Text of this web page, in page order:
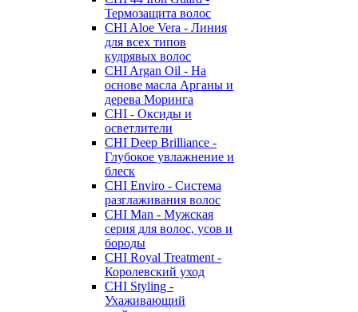
Термозащита волос
CHI Aloe Vera - Линия
для всех типов
кудрявых волос
CHI Argan Oil - На
основе масла Арганы и
дерева Моринга
CHI - Оксиды и
осветлители
CHI Deep Brilliance -
Глубокое увлажнение и
блеск
CHI Enviro - Система
разглаживания волос
CHI Man - Мужская
серия для волос, усов и
бороды
CHI Royal Treatment -
Королевский уход
CHI Styling -
Ухаживающий